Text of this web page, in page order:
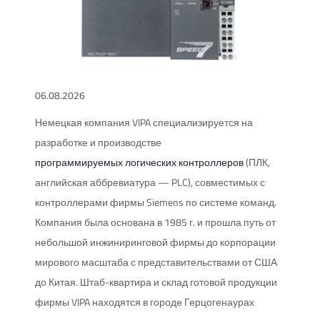
06.08.2026
Немецкая компания VIPA специализируется на
разработке и производстве
программируемых логических контроллеров(ПЛК,
английская аббревиатура — PLC), совместимых с
контроллерами фирмы Siemens по системе команд.
Компания была основана в 1985 г. и прошла путь от
небольшой инжиниринговой фирмы до корпорации
мирового масштаба с представительствами от США
до Китая. Штаб-квартира и склад готовой продукции
фирмы VIPA находятся в городе Герцогенаурах